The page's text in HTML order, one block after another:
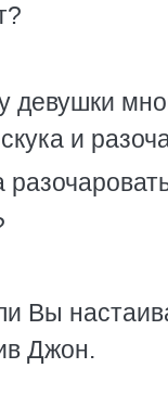
девушки
и
Вы
Джон.